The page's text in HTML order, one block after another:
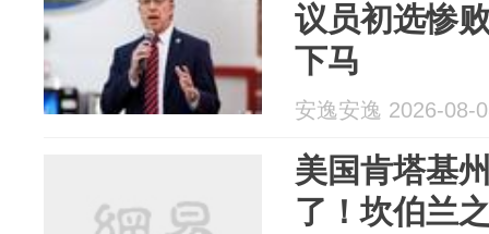
议员初选惨
下马
安逸安逸 2026-08-
美国肯塔基
了！坎伯兰